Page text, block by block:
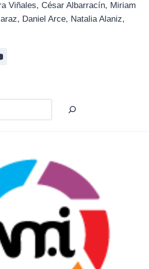
Viñales, César Albarracín, Miriam
Daniel Arce, Natalia Alaniz,